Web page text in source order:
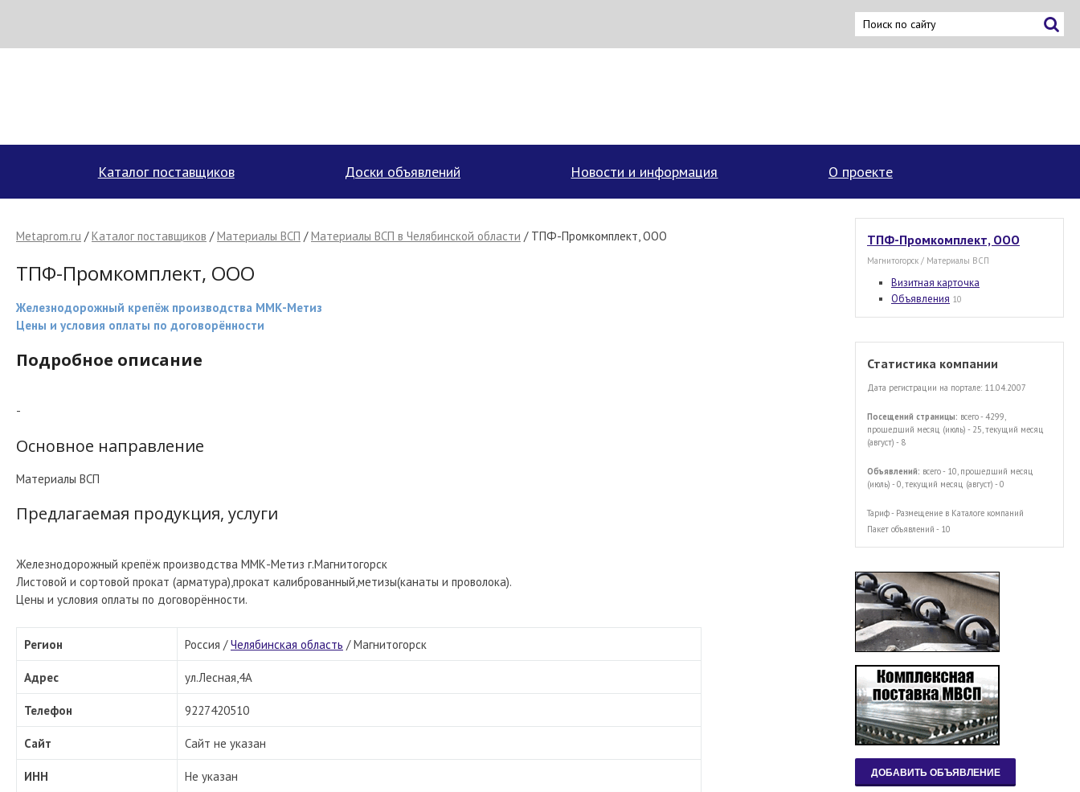
Каталог поставщиков Доски объявлений Новости и информация О проекте
Написать поставщику
Metaprom.ru /Каталог поставщиков /Материалы ВСП /Материалы ВСП в Челябинской области / ТПФ-Промкомплект, ООО
ТПФ-Промкомплект, ООО
Железнодорожный крепёж производства ММК-Метиз
Цены и условия оплаты по договорённости
Подробное описание
-
Основное направление
Материалы ВСП
Предлагаемая продукция, услуги
Железнодорожный крепёж производства ММК-Метиз г.Магнитогорск
Листовой и сортовой прокат (арматура),прокат калиброванный,метизы(канаты и проволока).
Цены и условия оплаты по договорённости.
Регион Россия /Челябинская область /Магнитогорск
Адрес ул.Лесная,4А
Телефон 9227420510
Сайт Сайт не указан
ИНН Не указан
ТПФ-Промкомплект, ООО
Магнитогорск / Материалы ВСП
Визитная карточка
Объявления 10
Статистика компании
Дата регистрации на портале: 11.04.2007
Посещений страницы: всего - 4299,
прошедший месяц (июль) - 25, текущий месяц
(август) - 8
Объявлений: всего - 10, прошедший месяц
(июль) - 0, текущий месяц (август) - 0
Тариф - Размещение в Каталоге компаний
Пакет объявлений - 10